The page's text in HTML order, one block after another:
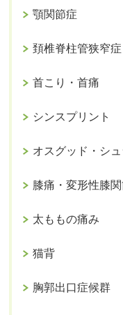
顎関節症
頚椎脊柱管狭窄症
首こり・首痛
シンスプリント
オスグッド・シ
膝痛・変形性膝
太ももの痛み
猫背
胸郭出口症候群